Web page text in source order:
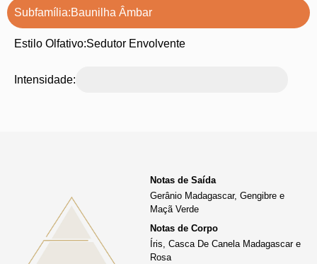
Subfamília:Baunilha Âmbar
Estilo Olfativo:Sedutor Envolvente
Intensidade:
Notas de Saída
Gerânio Madagascar, Gengibre e
Maçã Verde
Notas de Corpo
Íris, Casca De Canela Madagascar e
Rosa